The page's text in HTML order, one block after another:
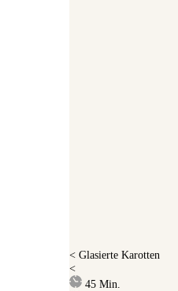
< Glasierte Karotten
<
45 Minuten
Min.